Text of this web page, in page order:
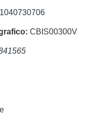
CBIS00300V